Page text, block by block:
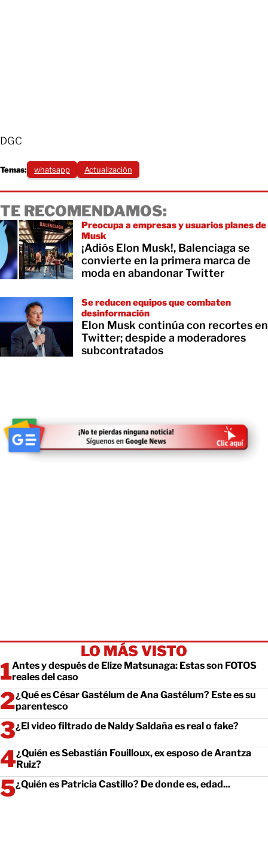
DGC
Temas: whatsapp Actualización
TE RECOMENDAMOS:
Preocupa a empresas y usuarios planes de
Musk
¡Adiós Elon Musk!, Balenciaga se
convierte en la primera marca de
moda en abandonar Twitter
Se reducen equipos que combaten
desinformación
Elon Musk continúa con recortes en
Twitter; despide a moderadores
subcontratados
LO MÁS VISTO
Antes y después de Elize Matsunaga: Estas son FOTOS
reales del caso
¿Qué es César Gastélum de Ana Gastélum? Este es su
parentesco
¿El video filtrado de Naldy Saldaña es real o fake?
¿Quién es Sebastián Fouilloux, ex esposo de Arantza
Ruiz?
¿Quién es Patricia Castillo? De donde es, edad...